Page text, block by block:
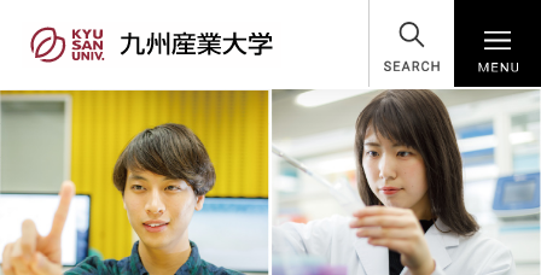
SEARCH